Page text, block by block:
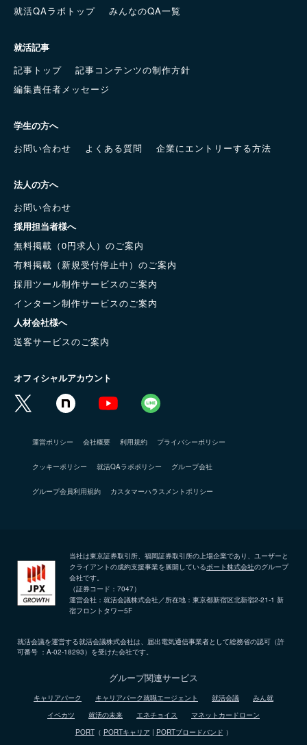
就活QAラボトップ
みんなのQA一覧
就活記事
記事トップ
記事コンテンツの制作方針
編集責任者メッセージ
学生の方へ
お問い合わせ
よくある質問 企業にエントリーする方法
法人の方へ
お問い合わせ
採用担当者様へ
無料掲載（0円求人）のご案内
有料掲載（新規受付停止中）のご案内
採用ツール制作サービスのご案内
インターン制作サービスのご案内
人材会社様へ
送客サービスのご案内
オフィシャルアカウント
運営ポリシー 会社概要 利用規約 プライバシーポリシー
クッキーポリシー 就活QAラボポリシー グループ会社
グループ会員利用規約 カスタマーハラスメントポリシー
当社は東京証券取引所、福岡証券取引所の上場企業であり、ユーザーと
クライアントの成約支援事業を展開しているポート株式会社のグループ
会社です。
（証券コード：7047）
運営会社：就活会議株式会社／所在地：東京都新宿区北新宿2-21-1 新
宿フロントタワー5F
就活会議を運営する就活会議株式会社は、届出電気通信事業者として総務省の認可（許
可番号 ：A-02-18293）を受けた会社です。